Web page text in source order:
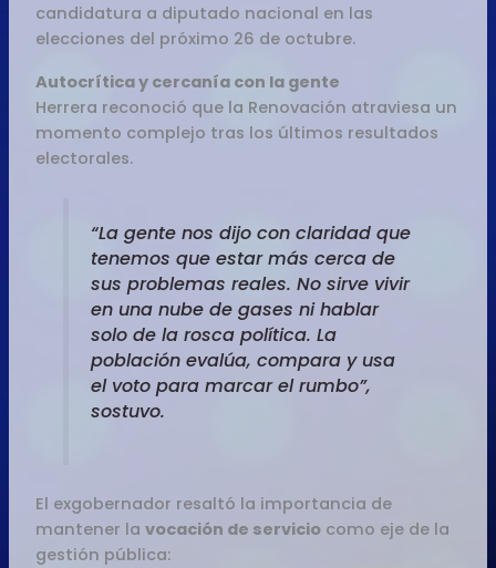
candidatura a diputado nacional en las
elecciones del próximo 26 de octubre.
Autocrítica y cercanía con la gente
Herrera reconoció que la Renovación atraviesa un
momento complejo tras los últimos resultados
electorales.
“La gente nos dijo con claridad que
tenemos que estar más cerca de
sus problemas reales. No sirve vivir
en una nube de gases ni hablar
solo de la rosca política. La
población evalúa, compara y usa
el voto para marcar el rumbo”,
sostuvo.
El exgobernador resaltó la importancia de
mantener lavocación de servicio como eje de la
gestión pública: